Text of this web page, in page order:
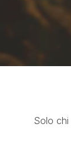
Solo chi